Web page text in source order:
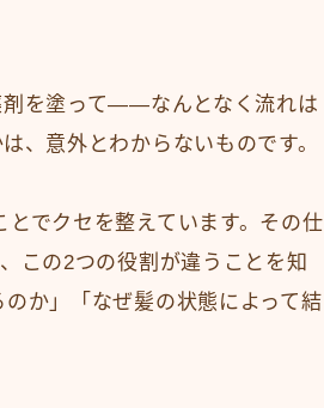
剤を塗って——なんとなく流れは
、意外とわからないものです。
でクセを整えています。その仕
この2つの役割が違うことを知
か」「なぜ髪の状態によって結